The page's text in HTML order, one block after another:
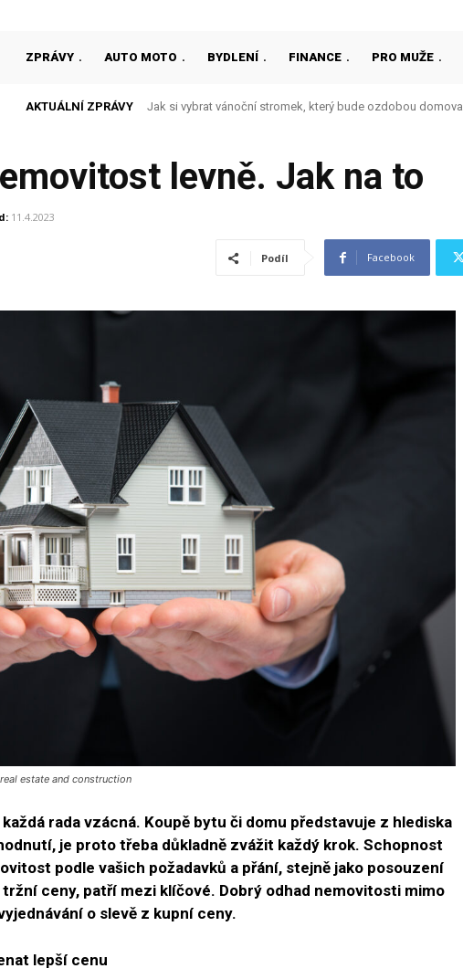
ZPRÁVY AUTO MOTO BYDLENÍ FINANCE PRO MUŽE
AKTUÁLNÍ ZPRÁVY Jak si vybrat vánoční stromek, který bude ozdobou domova
levně. Jak na to
11.4.2023
Podíl Facebook
estate and construction
rada vzácná. Koupě bytu či domu představuje z hlediska
je proto třeba důkladně zvážit každý krok. Schopnost
podle vašich požadavků a přání, stejně jako posouzení
ceny, patří mezi klíčové. Dobrý odhad nemovitosti mimo
o slevě z kupní ceny.
lepší cenu